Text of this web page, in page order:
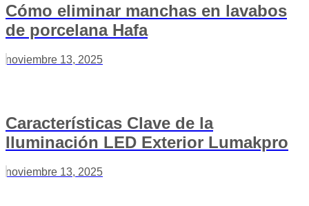
Cómo eliminar manchas en lavabos
de porcelana Hafa
noviembre 13, 2025
Características Clave de la
Iluminación LED Exterior Lumakpro
noviembre 13, 2025